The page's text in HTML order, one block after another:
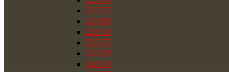
225/75
225/80
235/70
235/75
255/70
265/70